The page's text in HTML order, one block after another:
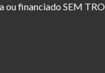
ou financiado SEM